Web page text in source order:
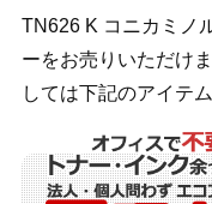
TN626 K コニカミノ
ーをお売りいただけ
しては下記のアイテ